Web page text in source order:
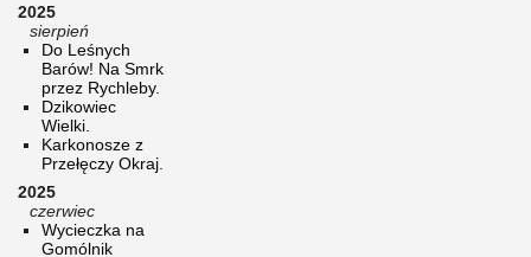
2025
sierpień
Do Leśnych
Barów! Na Smrk
przez Rychleby.
Dzikowiec
Wielki.
Karkonosze z
Przełęczy Okraj.
2025
czerwiec
Wycieczka na
Gomólnik